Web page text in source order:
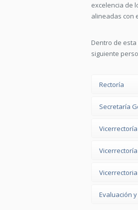
excelencia de
alineadas con
Dentro de
siguiente
Rectoría
Secretaría
Evaluación